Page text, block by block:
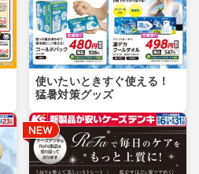
使いたいときすぐ使える！
猛暑対策グッズ